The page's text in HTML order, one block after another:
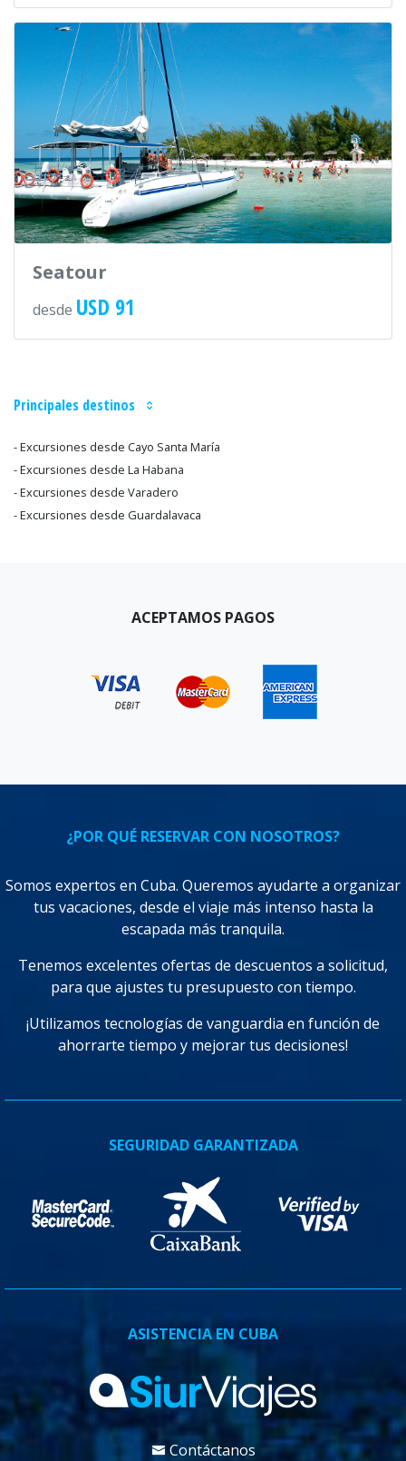
Seatour
desde USD 91
Principales destinos
- Excursiones desde Cayo Santa María
- Excursiones desde La Habana
- Excursiones desde Varadero
- Excursiones desde Guardalavaca
ACEPTAMOS PAGOS
¿POR QUÉ RESERVAR CON NOSOTROS?
Somos expertos en Cuba. Queremos ayudarte a organizar
tus vacaciones, desde el viaje más intenso hasta la
escapada más tranquila.
Tenemos excelentes ofertas de descuentos a solicitud,
para que ajustes tu presupuesto con tiempo.
¡Utilizamos tecnologías de vanguardia en función de
ahorrarte tiempo y mejorar tus decisiones!
SEGURIDAD GARANTIZADA
ASISTENCIA EN CUBA
Contáctanos